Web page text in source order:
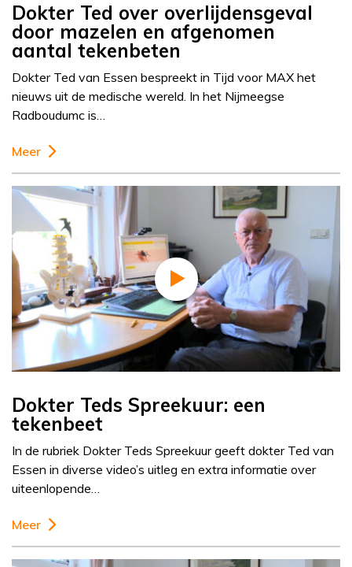
Dokter Ted over overlijdensgeval
door mazelen en afgenomen
aantal tekenbeten
Dokter Ted van Essen bespreekt in Tijd voor MAX het
nieuws uit de medische wereld. In het Nijmeegse
Radboudumc is…
Meer
Dokter Teds Spreekuur: een
tekenbeet
In de rubriek Dokter Teds Spreekuur geeft dokter Ted van
Essen in diverse video’s uitleg en extra informatie over
uiteenlopende…
Meer